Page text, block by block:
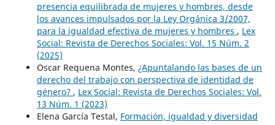
presencia equilibrada de mujeres y hombres, desde
los avances impulsados por la Ley Orgánica 3/2007,
para la igualdad efectiva de mujeres y hombres , Lex
Social: Revista de Derechos Sociales: Vol. 15 Núm. 2
(2025)
Oscar Requena Montes, ¿Apuntalando las bases de un
derecho del trabajo con perspectiva de identidad de
género? , Lex Social: Revista de Derechos Sociales: Vol.
13 Núm. 1 (2023)
Elena García Testal, Formación, igualdad y diversidad